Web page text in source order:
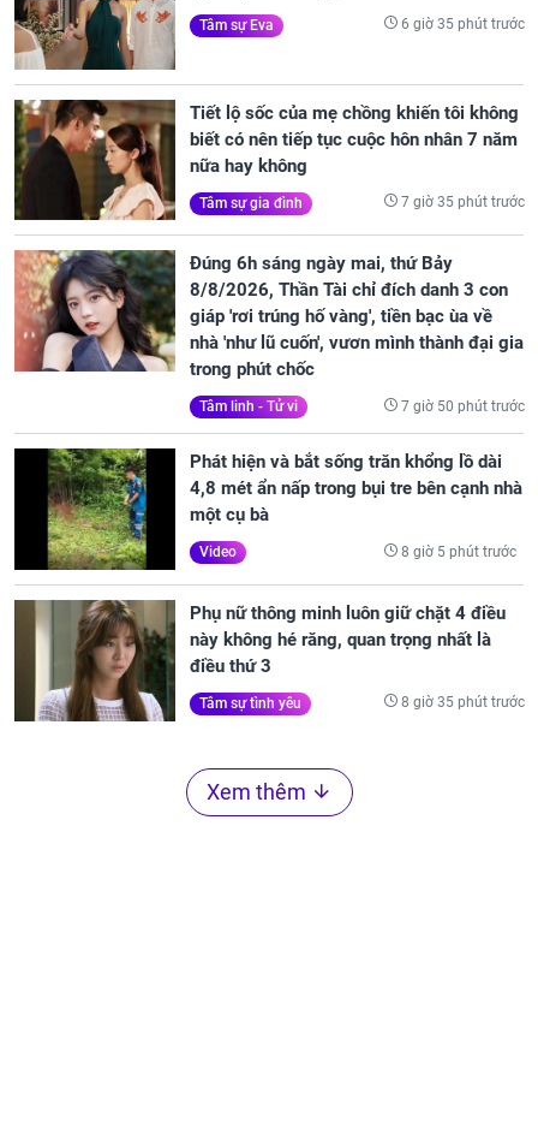
Tâm sự Eva 6 giờ 35 phút trước
Tiết lộ sốc của mẹ chồng khiến tôi không
biết có nên tiếp tục cuộc hôn nhân 7 năm
nữa hay không
Tâm sự gia đình 7 giờ 35 phút trước
Đúng 6h sáng ngày mai, thứ Bảy
8/8/2026, Thần Tài chỉ đích danh 3 con
giáp 'rơi trúng hố vàng', tiền bạc ùa về
nhà 'như lũ cuốn', vươn mình thành đại gia
trong phút chốc
Tâm linh - Tử vi 7 giờ 50 phút trước
Phát hiện và bắt sống trăn khổng lồ dài
4,8 mét ẩn nấp trong bụi tre bên cạnh nhà
một cụ bà
Video 8 giờ 5 phút trước
Phụ nữ thông minh luôn giữ chặt 4 điều
này không hé răng, quan trọng nhất là
điều thứ 3
Tâm sự tình yêu 8 giờ 35 phút trước
Xem thêm